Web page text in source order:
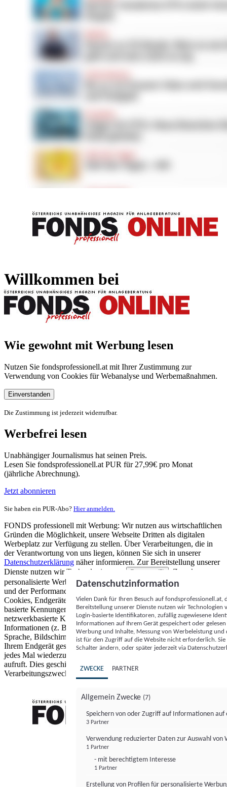
Willkommen bei
Wie gewohnt mit Werbung lesen
Nutzen Sie fondsprofessionell.at mit Ihrer Zustimmung zur
Verwendung von Cookies für Webanalyse und Werbemaßnahmen.
Einverstanden
Die Zustimmung ist jederzeit widerrufbar.
Werbefrei lesen
Unabhängiger Journalismus hat seinen Preis.
Lesen Sie fondsprofessionell.at PUR für 27,99€ pro Monat
(jährliche Abrechnung).
Jetzt abonnieren
Sie haben ein PUR-Abo? Hier anmelden.
FONDS professionell mit Werbung: Wir nutzen aus wirtschaftlichen
Gründen die Möglichkeit, unsere Webseite Dritten als digitalen
Werbeplatz zur Verfügung zu stellen. Über Verarbeitungen, die in
der Verantwortung von uns liegen, können Sie sich in unserer
Datenschutzerklärung näher informieren. Zur Bereitstellung unserer
Dienste nutzen wir Technologien von
Partnern (5)
. Zwecke:
personalisierte Werbung und Inhalte, Messung von Werbeleistung
und der Performance von Inhalten sowie Zielgruppenforschung.
Cookies, Endgeräte- oder ähnliche Online-Kennungen (z. B. login-
basierte Kennungen, zufällig generierte Kennungen,
netzwerkbasierte Kennungen) können zusammen mit anderen
Informationen (z. B. Browsertyp und Browserinformationen,
Sprache, Bildschirmgröße, unterstützte Technologien usw.) auf
Ihrem Endgerät gespeichert oder von dort ausgelesen werden, um es
jedes Mal wiederzuerkennen, wenn es eine App oder einer Webseite
aufruft. Dies geschieht für einen oder mehrere der hier aufgeführten
Verarbeitungszwecke.
Datenschutzinformation
Vielen Dank für Ihren Besuch auf
Bereitstellung unserer Dienste nutzen wir Technologien
Login-basierte Identifikatoren, zufällig zugewiesene
Informationen auf Ihrem Gerät gespeichert oder
Werbung und Inhalte, Messung von Werbeleistung
ist für den Zugriff auf die Website nicht erforderlich.
Schalter ändern, oder später jederzeit via
ZWECKE PARTNER
Allgemein Zwecke (7)
Speichern von oder Zugriff auf Informationen auf
3 Partner
Verwendung reduzierter Daten zur Auswahl von
1 Partner
- mit berechtigtem Interesse
1 Partner
Erstellung von Profilen für personalisierte
FONDS professionell